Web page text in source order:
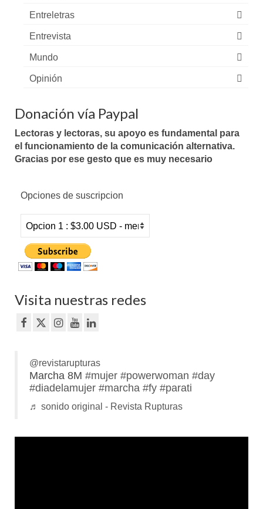
Entreletras
Entrevista
Mundo
Opinión
Donación vía Paypal
Lectoras y lectoras, su apoyo es fundamental para
el funcionamiento de la comunicación alternativa.
Gracias por ese gesto que es muy necesario
Opciones de suscripcion
Visita nuestras redes
@revistarupturas
Marcha 8M #mujer #powerwoman #day
#diadelamujer #marcha #fy #parati
♬ sonido original - Revista Rupturas